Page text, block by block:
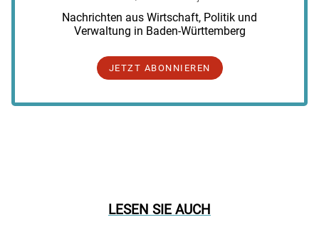
Nachrichten aus Wirtschaft, Politik und
Verwaltung in Baden-Württemberg
JETZT ABONNIEREN
LESEN SIE AUCH